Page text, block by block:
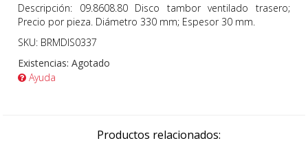
Descripción: 09.8608.80 Disco tambor ventilado trasero;
Precio por pieza. Diámetro 330 mm; Espesor 30 mm.
SKU: BRMDIS0337
Existencias:Agotado
Ayuda
Productos relacionados: